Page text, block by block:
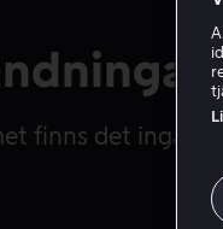
finns det inga